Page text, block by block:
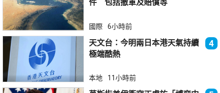
件 包括撤軍及賠償等
國際 6小時前
天文台：今明兩日本港天氣持續
極端酷熱
4
本地 11小時前